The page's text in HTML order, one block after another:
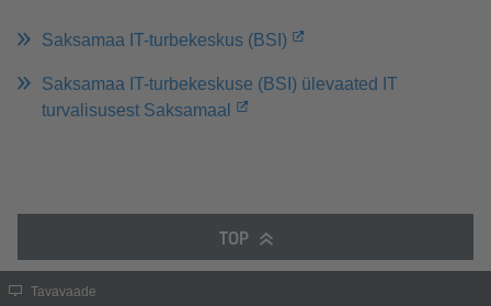
Saksamaa IT-turbekeskus (BSI)
Saksamaa IT-turbekeskuse (BSI) ülevaated IT
turvalisusest Saksamaal
TOP
Tavavaade